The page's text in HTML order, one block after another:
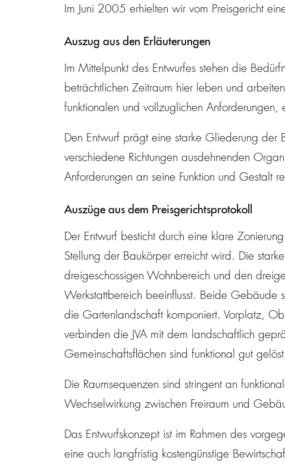
Im Juni 2005 erhielten wir vom Preisgericht
Auszug aus den Erläuterungen
Im Mittelpunkt des Entwurfes stehen die
beträchtlichen Zeitraum hier leben und
funktionalen und vollzuglichen
Den Entwurf prägt eine starke Gliederung der
verschiedene Richtungen ausdehnenden
Anforderungen an seine Funktion und Gestalt
Auszüge aus dem Preisgerichtsprotokoll
Der Entwurf besticht durch eine klare
Stellung der Baukörper erreicht wird. Die
dreigeschossigen Wohnbereich und den
Werkstattbereich beeinflusst. Beide Gebäude
die Gartenlandschaft komponiert. Vorplatz,
verbinden die JVA mit dem landschaftlich
Gemeinschaftsflächen sind funktional gut
Die Raumsequenzen sind stringent an
Wechselwirkung zwischen Freiraum und
Das Entwurfskonzept ist im Rahmen des
eine auch langfristig kostengünstige